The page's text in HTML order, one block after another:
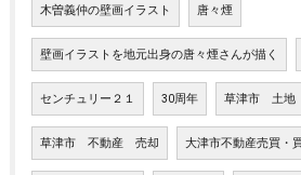
木曽義仲の壁画イラスト 唐々煙
壁画イラストを地元出身の唐々煙さんが描く
センチュリー２１ 30周年 草津市 土地
草津市 不動産 売却 大津市不動産売買・